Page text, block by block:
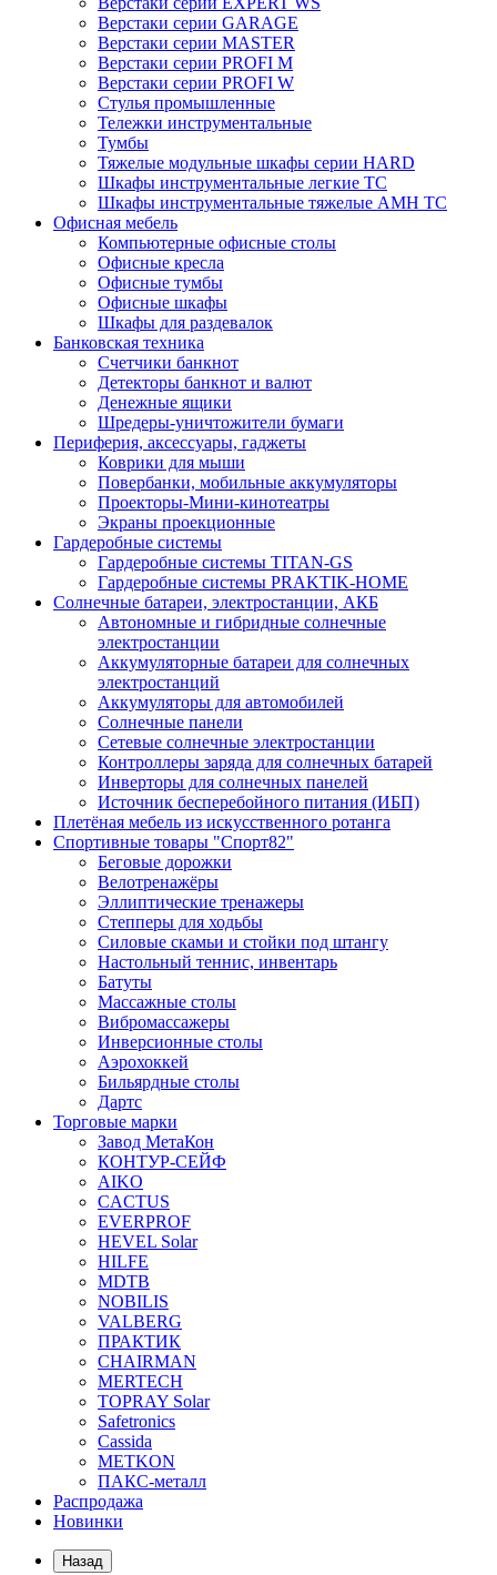
Верстаки серии GARAGE
Верстаки серии MASTER
Верстаки серии PROFI M
Верстаки серии PROFI W
Стулья промышленные
Тележки инструментальные
Тумбы
Тяжелые модульные шкафы серии HARD
Шкафы инструментальные легкие ТС
Шкафы инструментальные тяжелые AMH TC
Офисная мебель
Компьютерные офисные столы
Офисные кресла
Офисные тумбы
Офисные шкафы
Шкафы для раздевалок
Банковская техника
Счетчики банкнот
Детекторы банкнот и валют
Денежные ящики
Шредеры-уничтожители бумаги
Периферия, аксессуары, гаджеты
Коврики для мыши
Повербанки, мобильные аккумуляторы
Проекторы-Мини-кинотеатры
Экраны проекционные
Гардеробные системы
Гардеробные системы TITAN-GS
Гардеробные системы PRAKTIK-HOME
Солнечные батареи, электростанции, АКБ
Автономные и гибридные солнечные
электростанции
Аккумуляторные батареи для солнечных
электростанций
Аккумуляторы для автомобилей
Солнечные панели
Сетевые солнечные электростанции
Контроллеры заряда для солнечных батарей
Инверторы для солнечных панелей
Источник бесперебойного питания (ИБП)
Плетёная мебель из искусственного ротанга
Спортивные товары "Спорт82"
Беговые дорожки
Велотренажёры
Эллиптические тренажеры
Степперы для ходьбы
Силовые скамьи и стойки под штангу
Настольный теннис, инвентарь
Батуты
Массажные столы
Вибромассажеры
Инверсионные столы
Аэрохоккей
Бильярдные столы
Дартс
Торговые марки
Завод МетаКон
КОНТУР-СЕЙФ
AIKO
CACTUS
EVERPROF
HEVEL Solar
HILFE
MDTB
NOBILIS
VALBERG
ПРАКТИК
CHAIRMAN
MERTECH
TOPRAY Solar
Safetronics
Cassida
METKON
ПАКС-металл
Распродажа
Новинки
Назад